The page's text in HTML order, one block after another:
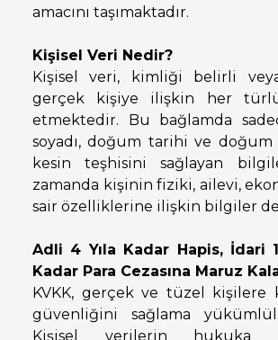
amacını taşımaktadır.
Kişisel Veri Nedir?
Kişisel veri, kimliği belirli
gerçek kişiye ilişkin her
etmektedir. Bu bağlamda
soyadı, doğum tarihi ve
kesin teşhisini sağlayan
zamanda kişinin fiziki, ailevi,
sair özelliklerine ilişkin bilgiler
Adli 4 Yıla Kadar Hapis, İdari
Kadar Para Cezasına Maruz
KVKK, gerçek ve tüzel kişilere
güvenliğini sağlama
Kişisel verilerin hukuka